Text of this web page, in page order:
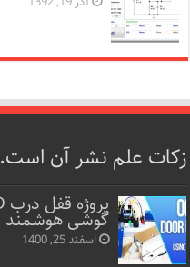
زکات علم نشر آن است.
گوشی هوشمند
اسفند 25, 1400